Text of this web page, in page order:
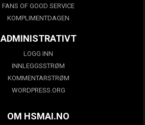
FANS OF GOOD SERVICE
KOMPLIMENTDAGEN
ADMINISTRATIVT
LOGG INN
INNLEGGSSTRØM
KOMMENTARSTRØM
WORDPRESS.ORG
OM HSMAI.NO